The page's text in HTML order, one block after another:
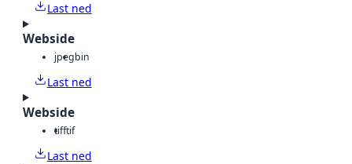
Last ned
Webside
jpegbin
Last ned
Webside
tifftif
Last ned